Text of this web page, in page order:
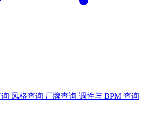
风格查询 厂牌查询 调性与 BPM 查询